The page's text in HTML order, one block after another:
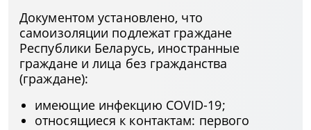
Документом установлено, что
самоизоляции подлежат граждане
Республики Беларусь, иностранные
граждане и лица без гражданства
(граждане):
имеющие инфекцию COVID-19;
относящиеся к контактам: первого